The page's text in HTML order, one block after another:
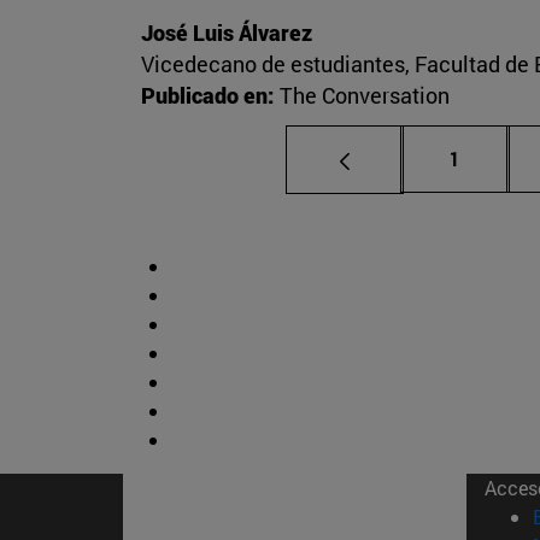
José Luis Álvarez
Vicedecano de estudiantes, Facultad de
Publicado en: The Conversation
Página
1